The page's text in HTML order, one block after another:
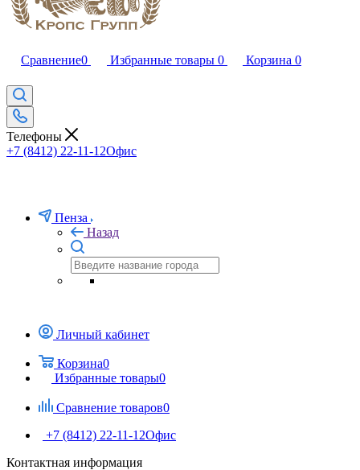
Сравнение0 Избранные товары 0 Корзина 0
Телефоны
+7 (8412) 22-11-12Офис
Пенза
Назад
Личный кабинет
Корзина0
Избранные товары0
Сравнение товаров0
+7 (8412) 22-11-12Офис
Контактная информация